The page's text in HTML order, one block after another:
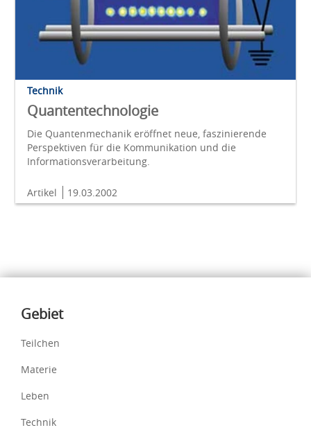
Technik
Quantentechnologie
Die Quantenmechanik eröffnet neue, faszinierende
Perspektiven für die Kommunikation und die
Informationsverarbeitung.
Artikel 19.03.2002
Inhalte
Gebiet
Teilchen
Materie
Leben
Technik